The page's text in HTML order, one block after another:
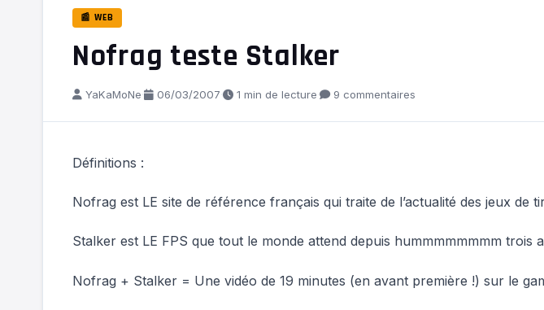
📰 WEB
Nofrag teste Stalker
YaKaMoNe· 06/03/2007· 1 min de lecture· 9 commentaires
Définitions :
Nofrag est LE site de référence français qui traite de l’actualité des jeux de
Stalker est LE FPS que tout le monde attend depuis hummmmmmmm trois
Nofrag + Stalker = Une vidéo de 19 minutes (en avant première !) sur le